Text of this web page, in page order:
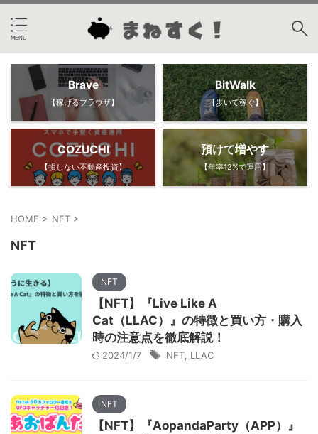
Brave
【稼げるブラウザ】
BitWalk
【歩いて稼ぐ】
COZUCHI
【損しない不動産投資】
預けて増やす
【年率12%で運用】
HOME > NFT >
NFT
NFT
【NFT】『Live Like A
Cat（LLAC）』の特徴と買い方・購入
時の注意点を徹底解説！
2024/1/7 NFT LLAC
NFT
【NFT】『AopandaParty（APP）』